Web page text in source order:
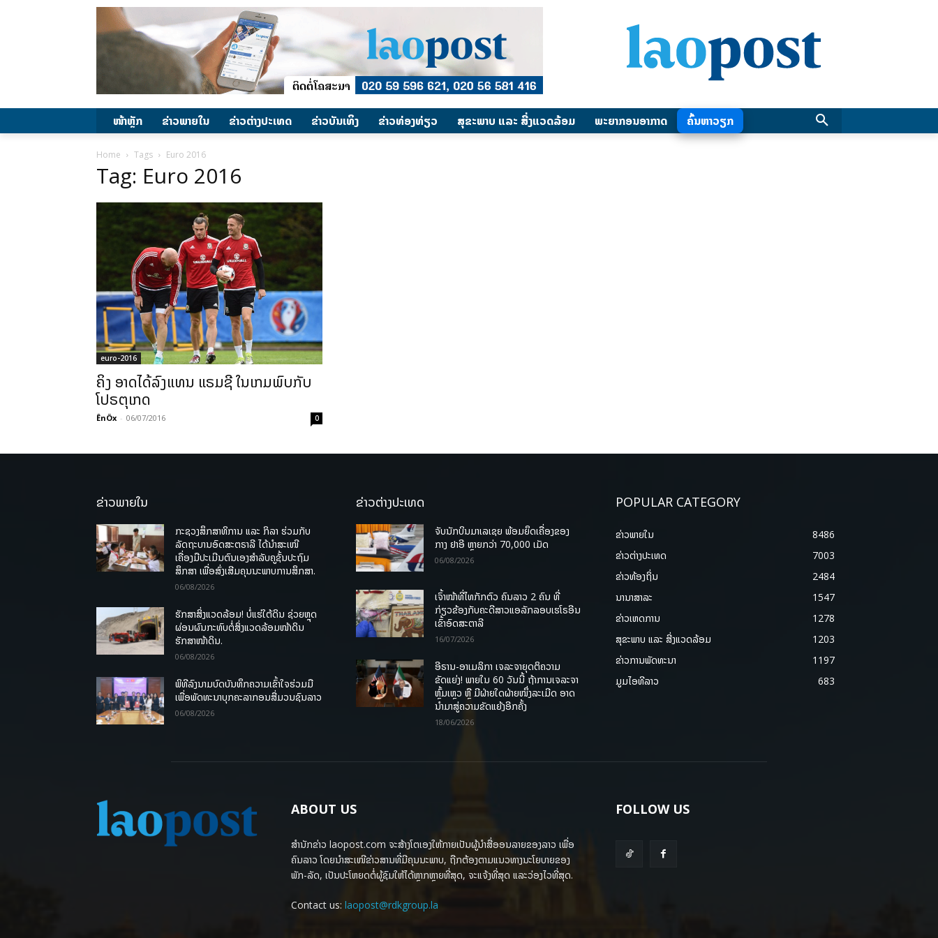
ໜ້າຫຼັກ ຂ່າວພາຍ​ໃນ ຂ່າວຕ່າງປະເທດ ​ຂ່າວບັນເທິງ ​ຂ່າວທ່ອງທ່ຽວ ສຸຂະພາບ ແລະ ສີ່ງແວດລ້ອມ ພະຍາກອນອາກາດ ຄົ້ນຫາວຽກ
Home Tags Euro 2016
Tag: Euro 2016
euro-2016
ຄິງ ອາດໄດ້ລົງແທນ ແຣມຊີ ໃນເກມພົບກັບ
ໂປຣຕຸເກດ
ÊnÖx - 06/07/2016 0
ຂ່າວພາຍໃນ
ກະຊວງສຶກສາທິການ ແລະ ກິລາ ຮ່ວມກັບ
ລັດຖະບານອົດສະຕຣາລີ ໄດ້ນຳສະເໜີ
ເຄື່ອງມືປະເມີນຕົນເອງສຳລັບຄູຊັ້ນປະຖົມ
ສຶກສາ ເພື່ອສົ່ງເສີມຄຸນນະພາບການສຶກສາ.
06/08/2026
ຮັກສາສິ່ງແວດລ້ອມ! ບໍ່ແຮ່ໃຕ້ດິນ ຊ່ວຍຫຼຸດ
ຜ່ອນຜົນກະທົບຕໍ່ສິ່ງແວດລ້ອມໜ້າດິນ
ຮັກສາໜ້າດິນ.
06/08/2026
ພິທີລົງນາມບົດບັນທຶກຄວາມເຂົ້າໃຈຮ່ວມມື
ເພື່ອພັດທະນາບຸກຄະລາກອນສື່ມວນຊົນລາວ
06/08/2026
ຂ່າວຕ່າງປະເທດ
ຈັບນັກບິນມາເລເຊຍ ພ້ອມຍຶດເຄື່ອງຂອງ
ກາງ ຢາອີ ຫຼາຍກວ່າ 70,000 ເມັດ
06/08/2026
ເຈົ້າໜ້າທີ່ໄທກັກຕົວ ຄົນລາວ 2 ຄົນ ທີ່
ກ່ຽວຂ້ອງກັບຄະດີສາວແອລັກລອບເຮໂຣອີນ
ເຂົ້າອົດສະຕາລີ
16/07/2026
ອີຣານ-ອາເມລິກາ ເຈລະຈາຍຸດຕິຄວາມ
ຂັດແຍ່ງ! ພາຍໃນ 60 ວັນນີ້ ຖ້າການເຈລະຈາ
ຫຼົ້ມເຫຼວ ຫຼື ມີຝ່າຍໃດຝ່າຍໜຶ່ງລະເມີດ ອາດ
ນໍາມາສູ່ຄວາມຂັດແຍ້ງອີກຄັ້ງ
18/06/2026
POPULAR CATEGORY
ຂ່າວພາຍ​ໃນ
8486
ຂ່າວຕ່າງປະເທດ
7003
ຂ່າວທ້ອງຖິ່ນ
2484
ນານາສາລະ
1547
ຂ່າວເຫດການ
1278
ສຸຂະພາບ ແລະ ສີ່ງແວດລ້ອມ
1203
ຂ່າວການພັດທະນາ
1197
ມູມໄອທີລາວ
683
ABOUT US
ສຳນັກຂ່າວ laopost.com ຈະສ້າງໂຕເອງໃຫ້ກາຍເປັນຜູ້ນຳສື່ອອນລາຍຂອງລາວ ເພື່ອ
ຄົນລາວ ໂດຍນຳສະເໜີຂ່າວສານທີ່ມີຄຸນນະພາບ, ຖືກຕ້ອງຕາມແນວທາງນະໂຍບາຍຂອງ
ພັກ-ລັດ, ເປັນປະໂຫຍດຕໍ່ຜູ້ຊົມໃຫ້ໄດ້ຫຼາກຫຼາຍທີ່ສຸດ, ຈະແຈ້ງທີ່ສຸດ ແລະວ່ອງໄວທີ່ສຸດ.
Contact us: laopost@rdkgroup.la
FOLLOW US